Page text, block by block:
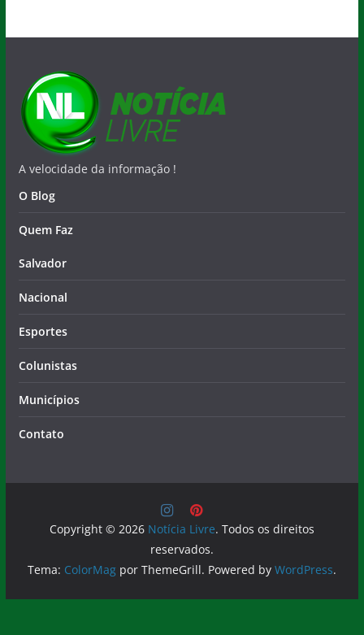
A velocidade da informação !
O Blog
Quem Faz
Salvador
Nacional
Esportes
Colunistas
Municípios
Contato
Copyright © 2026 Notícia Livre. Todos os direitos
reservados.
Tema: ColorMagpor ThemeGrill. Powered by WordPress.